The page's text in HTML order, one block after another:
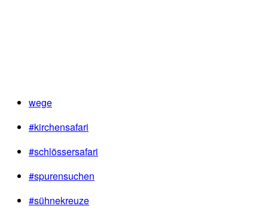
wege
#kirchensafari
#schlössersafari
#spurensuchen
#sühnekreuze